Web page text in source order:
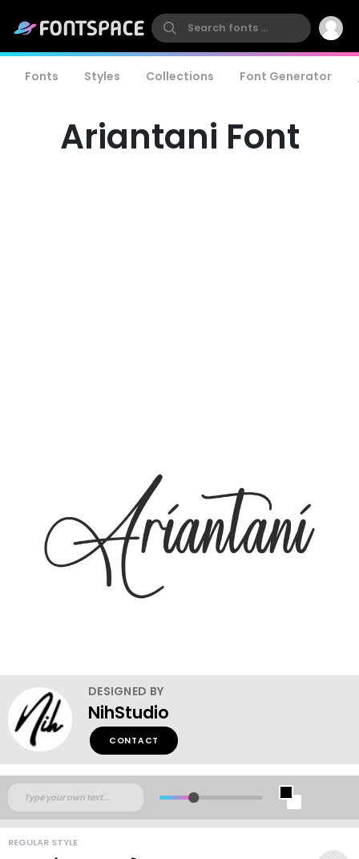
Fonts Styles Collections Font Generator
Ariantani Font
DESIGNED BY
NihStudio
CONTACT
REGULAR STYLE